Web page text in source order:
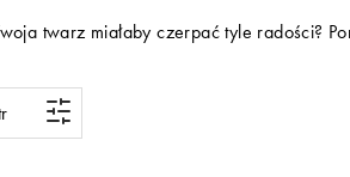
twarz miałaby czerpać tyle radości?